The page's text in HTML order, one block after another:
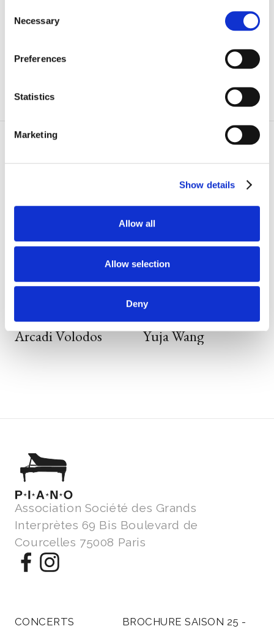
Selection
Necessary
Preferences
Statistics
Marketing
Show details
Allow all
Allow selection
Deny
J’accepte la politique de confidentialité
du
Artistes
Voir tout
Arcadi Volodos Yuja Wang
Association Société des Grands
Interprètes 69 Bis Boulevard de
Courcelles 75008 Paris
CONCERTS
BROCHURE SAISON 25 -